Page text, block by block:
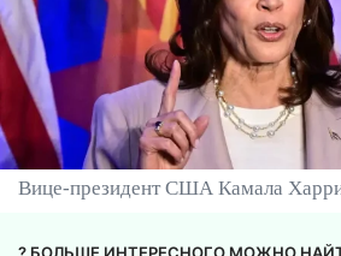
Вице-президент США Камала